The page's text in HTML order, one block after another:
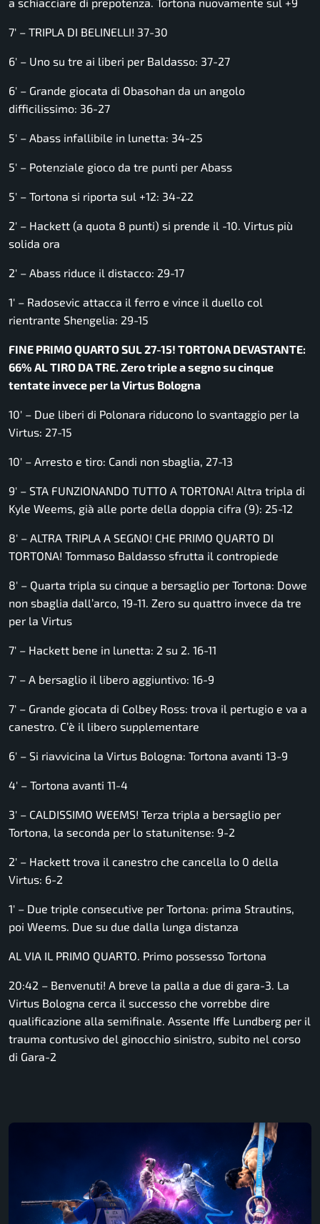
7′ – TRIPLA DI BELINELLI! 37-30
6′ – Uno su tre ai liberi per Baldasso: 37-27
6′ – Grande giocata di Obasohan da un angolo
difficilissimo: 36-27
5′ – Abass infallibile in lunetta: 34-25
5′ – Potenziale gioco da tre punti per Abass
5′ – Tortona si riporta sul +12: 34-22
2′ – Hackett (a quota 8 punti) si prende il -10. Virtus più
solida ora
2′ – Abass riduce il distacco: 29-17
1′ – Radosevic attacca il ferro e vince il duello col
rientrante Shengelia: 29-15
FINE PRIMO QUARTO SUL 27-15! TORTONA DEVASTANTE:
66% AL TIRO DA TRE. Zero triple a segno su cinque
tentate invece per la Virtus Bologna
10′ – Due liberi di Polonara riducono lo svantaggio per la
Virtus: 27-15
10′ – Arresto e tiro: Candi non sbaglia, 27-13
9′ – STA FUNZIONANDO TUTTO A TORTONA! Altra tripla di
Kyle Weems, già alle porte della doppia cifra (9): 25-12
8′ – ALTRA TRIPLA A SEGNO! CHE PRIMO QUARTO DI
TORTONA! Tommaso Baldasso sfrutta il contropiede
8′ – Quarta tripla su cinque a bersaglio per Tortona: Dowe
non sbaglia dall’arco, 19-11. Zero su quattro invece da tre
per la Virtus
7′ – Hackett bene in lunetta: 2 su 2. 16-11
7′ – A bersaglio il libero aggiuntivo: 16-9
7′ – Grande giocata di Colbey Ross: trova il pertugio e va a
canestro. C’è il libero supplementare
6′ – Si riavvicina la Virtus Bologna: Tortona avanti 13-9
4′ – Tortona avanti 11-4
3′ – CALDISSIMO WEEMS! Terza tripla a bersaglio per
Tortona, la seconda per lo statunitense: 9-2
2′ – Hackett trova il canestro che cancella lo 0 della
Virtus: 6-2
1′ – Due triple consecutive per Tortona: prima Strautins,
poi Weems. Due su due dalla lunga distanza
AL VIA IL PRIMO QUARTO. Primo possesso Tortona
20:42 – Benvenuti! A breve la palla a due di gara-3. La
Virtus Bologna cerca il successo che vorrebbe dire
qualificazione alla semifinale. Assente Iffe Lundberg per il
trauma contusivo del ginocchio sinistro, subito nel corso
di Gara-2